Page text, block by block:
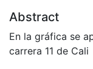
Abstract
En la gráfica se
carrera 11 de Cali